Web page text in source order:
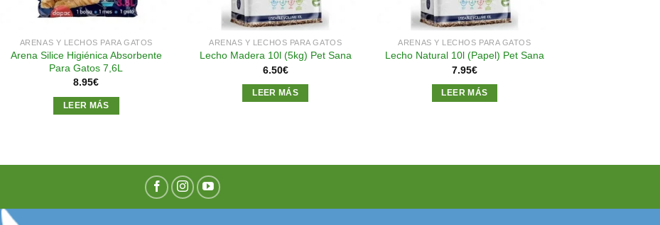
ARENAS Y LECHOS PARA GATOS
Arena Silice Higiénica Absorbente
Para Gatos 7,6L
8.95€
LEER MÁS
ARENAS Y LECHOS PARA GATOS
Lecho Madera 10l (5kg) Pet Sana
6.50€
LEER MÁS
ARENAS Y LECHOS PARA GATOS
Lecho Natural 10l (Papel) Pet Sana
7.95€
LEER MÁS